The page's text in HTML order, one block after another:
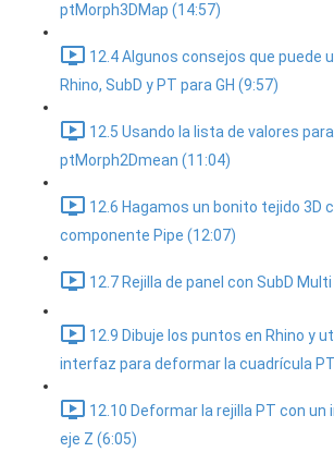
ptMorph3DMap (14:57)
12.4 Algunos consejos que puede
Rhino, SubD y PT para GH (9:57)
12.5 Usando la lista de valores
ptMorph2Dmean (11:04)
12.6 Hagamos un bonito tejido 3D
componente Pipe (12:07)
12.7 Rejilla de panel con SubD
12.9 Dibuje los puntos en Rhino y
interfaz para deformar la cuadrícula
12.10 Deformar la rejilla PT con un
eje Z (6:05)